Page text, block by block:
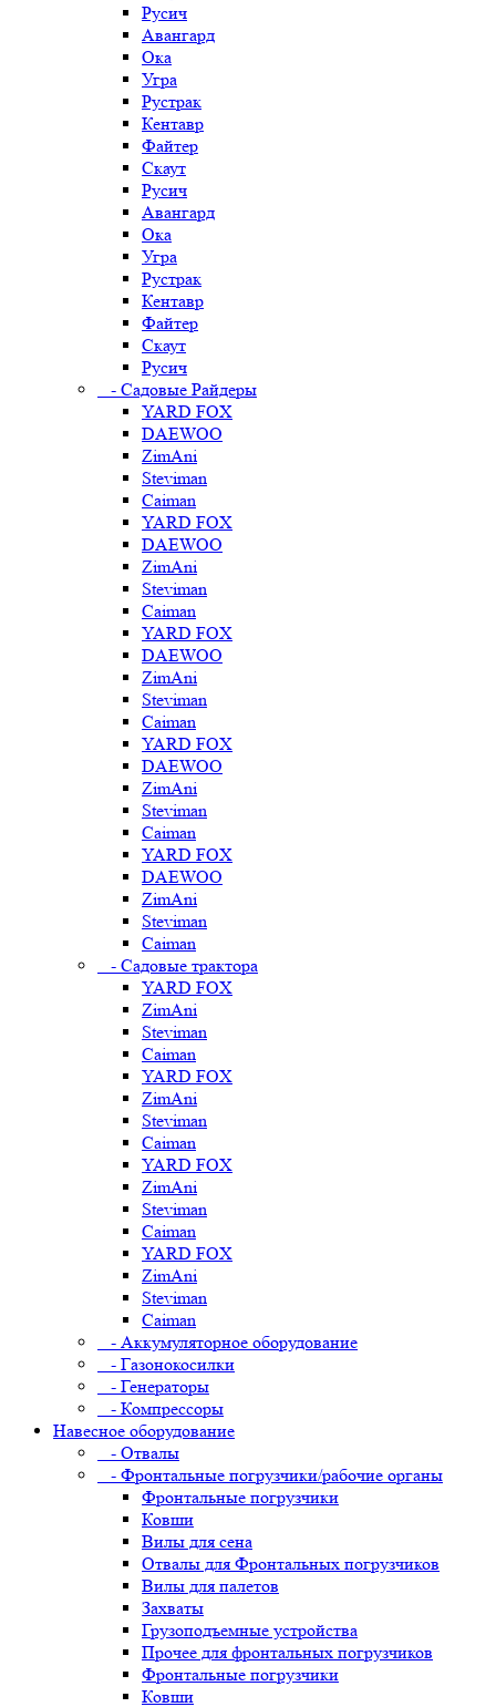
Русич
Авангард
Ока
Угра
Рустрак
Кентавр
Файтер
Скаут
Русич
Авангард
Ока
Угра
Рустрак
Кентавр
Файтер
Скаут
Русич
- Садовые Райдеры
YARD FOX
DAEWOO
ZimAni
Steviman
Caiman
YARD FOX
DAEWOO
ZimAni
Steviman
Caiman
YARD FOX
DAEWOO
ZimAni
Steviman
Caiman
YARD FOX
DAEWOO
ZimAni
Steviman
Caiman
YARD FOX
DAEWOO
ZimAni
Steviman
Caiman
- Садовые трактора
YARD FOX
ZimAni
Steviman
Caiman
YARD FOX
ZimAni
Steviman
Caiman
YARD FOX
ZimAni
Steviman
Caiman
YARD FOX
ZimAni
Steviman
Caiman
- Аккумуляторное оборудование
- Газонокосилки
- Генераторы
- Компрессоры
Навесное оборудование
- Отвалы
- Фронтальные погрузчики/рабочие органы
Фронтальные погрузчики
Ковши
Вилы для сена
Отвалы для Фронтальных погрузчиков
Вилы для палетов
Захваты
Грузоподъемные устройства
Прочее для фронтальных погрузчиков
Фронтальные погрузчики
Ковши